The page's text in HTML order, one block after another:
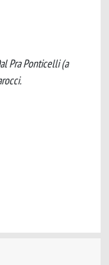
Pra Ponticelli (a